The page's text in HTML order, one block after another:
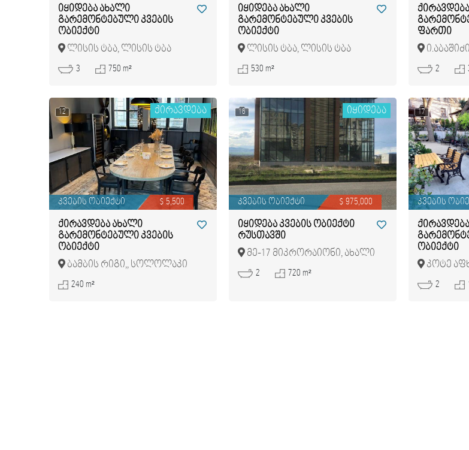
იყიდება ახალი
გარემონტებული კვების
ობიექტი
ლისის ტბა, ლისის ტბა
3 750 m²
იყიდება ახალი
გარემონტებული კვების
ობიექტი
ლისის ტბა, ლისის ტბა
530 m²
ფართი
2
12 ქირავდება
კვების ობიექტი $ 5,500
ქირავდება ახალი
გარემონტებული კვების
ობიექტი
ბამბის რიგი,, სოლოლაკი
240 m²
16 იყიდება
კვების ობიექტი $ 975,000
იყიდება კვების ობიექტი
რუსთავში
მე-17 მიკრორაიონი, ახალი
რუსთავი
2 720 m²
17
კვების
ობიექტი
კოტე
2